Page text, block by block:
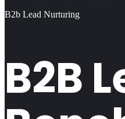
B2b Lead Nurturing
B2B